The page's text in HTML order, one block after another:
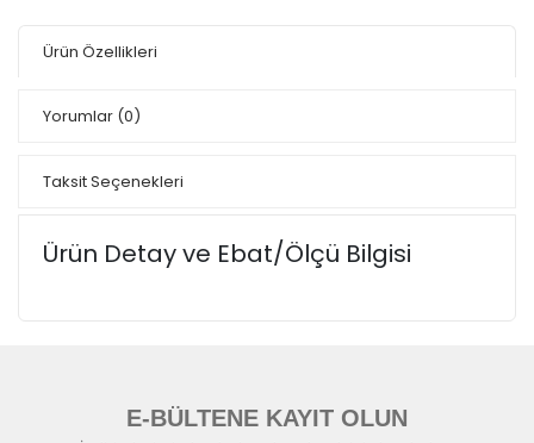
Ürün Özellikleri
Yorumlar (0)
Taksit Seçenekleri
Ürün Detay ve Ebat/Ölçü Bilgisi
E-BÜLTENE KAYIT OLUN